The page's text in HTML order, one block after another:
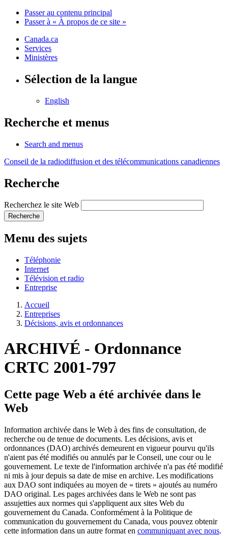
Passer au contenu principal
Passer à « À propos de ce site »
Canada.ca
Services
Ministères
Sélection de la langue
English
Recherche et menus
Search and menus
Conseil de la radiodiffusion et des télécommunications canadiennes
Recherche
Recherchez le site Web
Recherche
Menu des sujets
Téléphonie
Internet
Télévision et radio
Entreprise
Accueil
Entreprises
Décisions, avis et ordonnances
ARCHIVÉ - Ordonnance
CRTC 2001-797
Cette page Web a été archivée dans le
Web
Information archivée dans le Web à des fins de consultation, de
recherche ou de tenue de documents. Les décisions, avis et
ordonnances (DAO) archivés demeurent en vigueur pourvu qu'ils
n'aient pas été modifiés ou annulés par le Conseil, une cour ou le
gouvernement. Le texte de l'information archivée n'a pas été modifié
ni mis à jour depuis sa date de mise en archive. Les modifications
aux DAO sont indiquées au moyen de « tirets » ajoutés au numéro
DAO original. Les pages archivées dans le Web ne sont pas
assujetties aux normes qui s'appliquent aux sites Web du
gouvernement du Canada. Conformément à la Politique de
communication du gouvernement du Canada, vous pouvez obtenir
cette information dans un autre format en communiquant avec nous.